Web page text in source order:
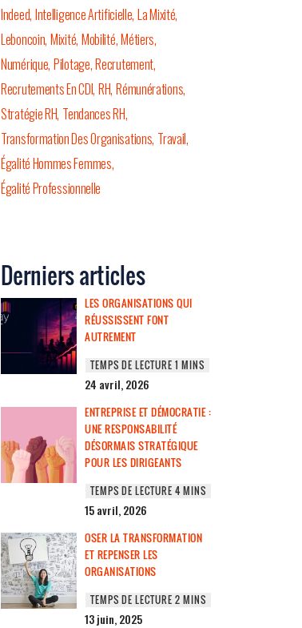
Indeed Intelligence Artificielle La Mixité
Leboncoin Mixité Mobilité Métiers
Numérique Pilotage Recrutement
Recrutements En CDI RH Rémunérations
Stratégie RH Tendances RH
Transformation Des Organisations Travail
Égalité Hommes Femmes
Égalité Professionnelle
Derniers articles
LES ORGANISATIONS QUI
RÉUSSISSENT FONT
AUTREMENT
24 avril, 2026
ENTREPRISE ET DÉMOCRATIE :
UNE RESPONSABILITÉ
DÉSORMAIS STRATÉGIQUE
POUR LES DIRIGEANTS
15 avril, 2026
OSER LA TRANSFORMATION
ET REPENSER LES
ORGANISATIONS
13 juin, 2025